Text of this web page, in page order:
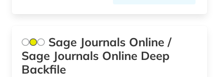
abschlussarbeiten (1)
Litauen (28)
Sage Journals Online /
Sage Journals Online Deep
Backfile